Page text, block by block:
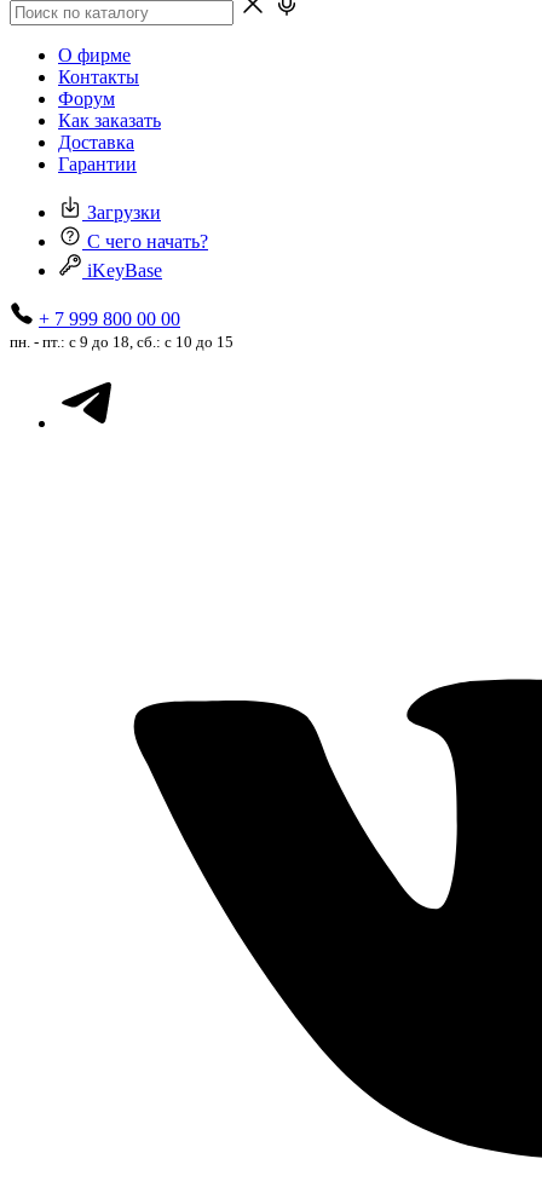
О фирме
Контакты
Форум
Как заказать
Доставка
Гарантии
Загрузки
С чего начать?
iKeyBase
+ 7 999 800 00 00
пн. - пт.: с 9 до 18, сб.: с 10 до 15